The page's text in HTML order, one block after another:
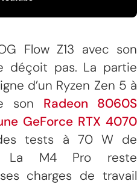
Flow Z13 avec son
déçoit pas. La partie
d’un Ryzen Zen 5 à
son Radeon 8060S
GeForce RTX 4070
tests à 70 W de
La M4 Pro reste
charges de travail